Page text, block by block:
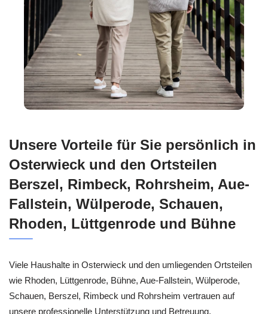
Unsere Vorteile für Sie persönlich in
Osterwieck und den Ortsteilen
Berszel, Rimbeck, Rohrsheim, Aue-
Fallstein, Wülperode, Schauen,
Rhoden, Lüttgenrode und Bühne
Viele Haushalte in Osterwieck und den umliegenden Ortsteilen
wie Rhoden, Lüttgenrode, Bühne, Aue-Fallstein, Wülperode,
Schauen, Berszel, Rimbeck und Rohrsheim vertrauen auf
unsere professionelle Unterstützung und Betreuung.